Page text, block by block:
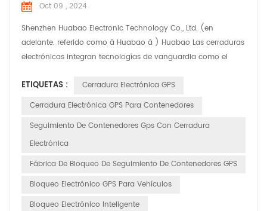
Oct 09 , 2024
Shenzhen Huabao Electronic Technology Co., Ltd. (en
adelante. referido como â Huabao â ) Huabao Las cerraduras
electrónicas integran tecnologías de vanguardia como el
que ofrece seguridad integral soluciones para la industria
logística. Productos destacados: 1. Seguimiento y monitoreo
ETIQUETAS :
Cerradura Electrónica GPS
Cerradura Electrónica GPS Para Contenedores
Seguimiento De Contenedores Gps Con Cerradura
Electrónica
Fábrica De Bloqueo De Seguimiento De Contenedores GPS
Bloqueo Electrónico GPS Para Vehículos
Bloqueo Electrónico Inteligente